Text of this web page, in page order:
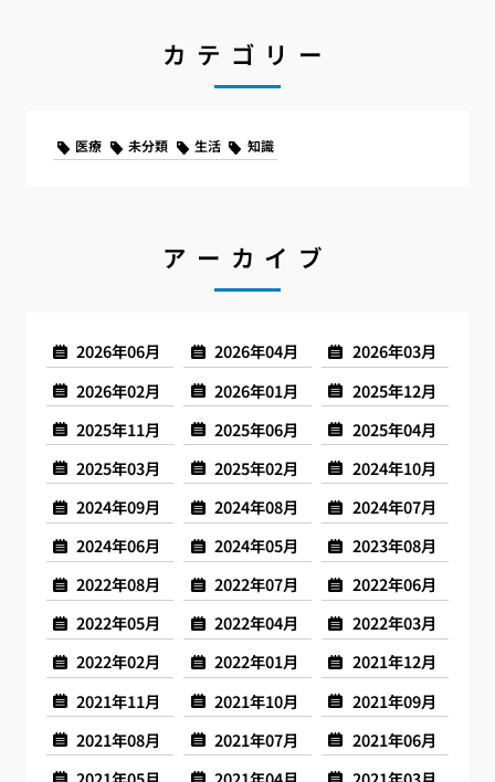
カテゴリー
医療 未分類 生活 知識
アーカイブ
2026年06月 2026年04月
2026年03月
2026年02月
2026年01月
2025年12月
2025年11月
2025年06月
2025年04月
2025年03月
2025年02月
2024年10月
2024年09月
2024年08月
2024年07月
2024年06月
2024年05月
2023年08月
2022年08月
2022年07月
2022年06月
2022年05月
2022年04月
2022年03月
2022年02月
2022年01月
2021年12月
2021年11月
2021年10月
2021年09月
2021年08月
2021年07月
2021年06月